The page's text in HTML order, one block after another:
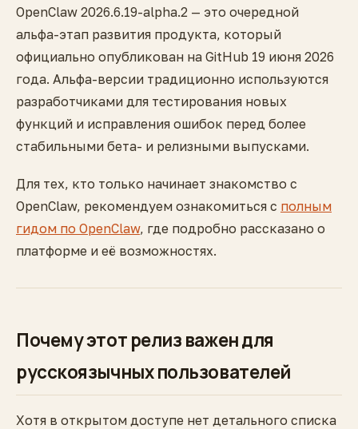
OpenClaw 2026.6.19-alpha.2 — это очередной
альфа-этап развития продукта, который
официально опубликован на GitHub 19 июня 2026
года. Альфа-версии традиционно используются
разработчиками для тестирования новых
функций и исправления ошибок перед более
стабильными бета- и релизными выпусками.
Для тех, кто только начинает знакомство с
OpenClaw, рекомендуем ознакомиться с полным
гидом по OpenClaw, где подробно рассказано о
платформе и её возможностях.
Почему этот релиз важен для
русскоязычных пользователей
Хотя в открытом доступе нет детального списка